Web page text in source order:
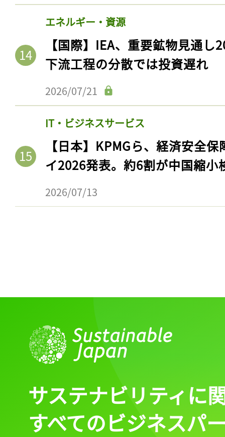
エネルギー・資源
【国際】IEA、重要鉱物見通
下流工程の分散では投資遅れ
2026/07/21
IT・ビジネスサービス
【日本】KPMGら、経済安全
イ2026発表。約6割が中国縮小
2026/07/13
記事をお気に入りに
ログインが必
ログイン
会員登録
サステナビリティに
すべてのビジネスパ